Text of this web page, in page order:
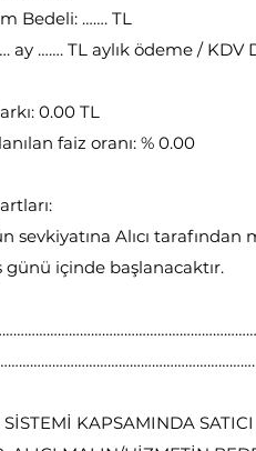
Bedeli: ……. TL
ay ……. TL aylık ödeme / KDV
0.00 TL
faiz oranı: % 0.00
Alıcı tarafından
içinde başlanacaktır.
KAPSAMINDA